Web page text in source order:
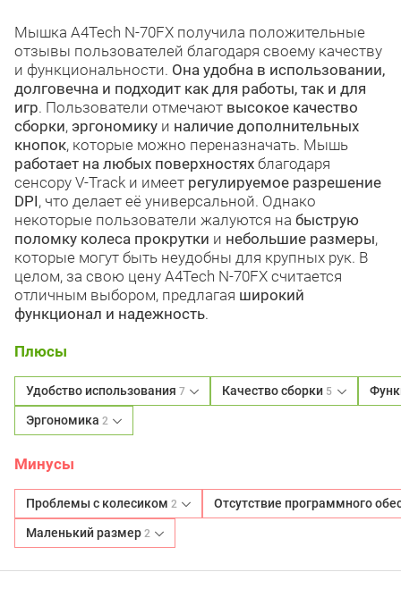
Мышка A4Tech N-70FX получила положительные
отзывы пользователей благодаря своему качеству
и функциональности. Она удобна в использовании,
долговечна и подходит как для работы, так и для
игр. Пользователи отмечают высокое качество
сборки, эргономику и наличие дополнительных
кнопок, которые можно переназначать. Мышь
работает на любых поверхностях благодаря
сенсору V-Track и имеет регулируемое разрешение
DPI, что делает её универсальной. Однако
некоторые пользователи жалуются на быструю
поломку колеса прокрутки и небольшие размеры,
которые могут быть неудобны для крупных рук. В
целом, за свою цену A4Tech N-70FX считается
отличным выбором, предлагая широкий
функционал и надежность.
Плюсы
Удобство использования 7 Качество сборки 5
Эргономика 2
Минусы
Проблемы с колесиком 2 Отсутствие программного
Маленький размер 2